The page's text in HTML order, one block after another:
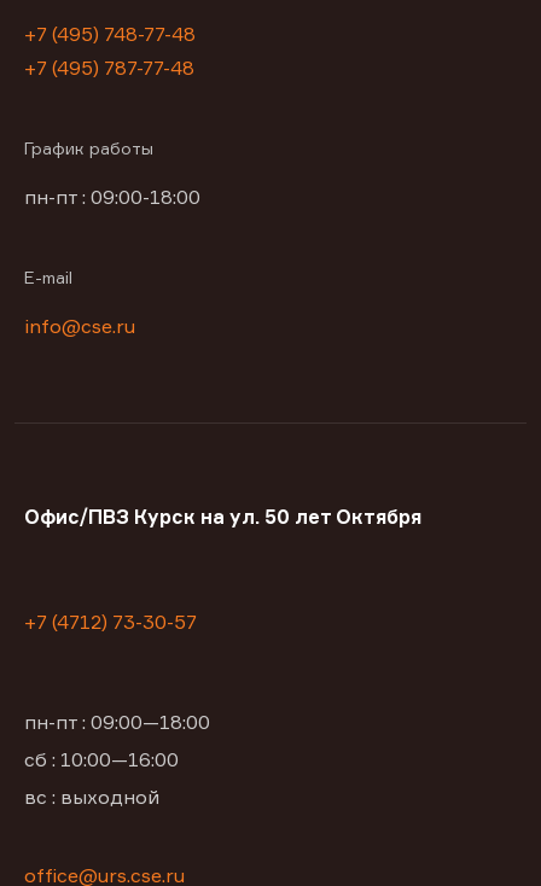
+7 (495) 748-77-48
+7 (495) 787-77-48
График работы
пн-пт : 09:00-18:00
E-mail
info@cse.ru
Офис/ПВЗ Курск на ул. 50 лет Октября
+7 (4712) 73-30-57
пн-пт : 09:00—18:00
сб : 10:00—16:00
вс : выходной
office@urs.cse.ru